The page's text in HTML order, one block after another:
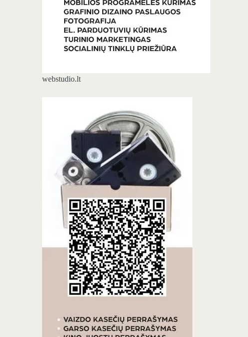
webstudio.lt